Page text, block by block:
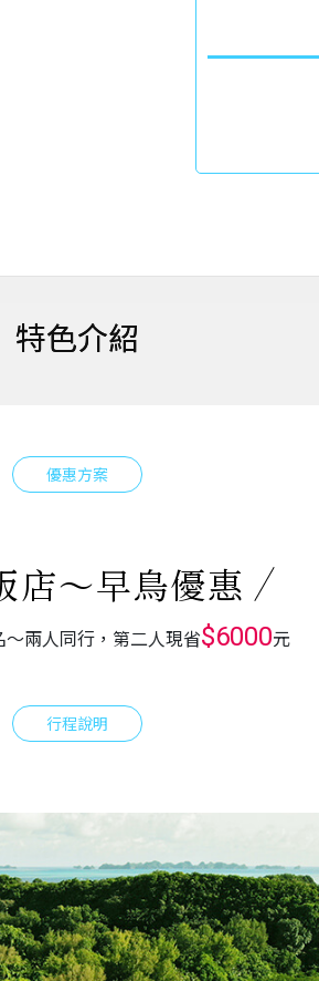
特色介紹
優惠方案
店～早鳥優惠
兩人同行，第二人現省$6000元
行程說明